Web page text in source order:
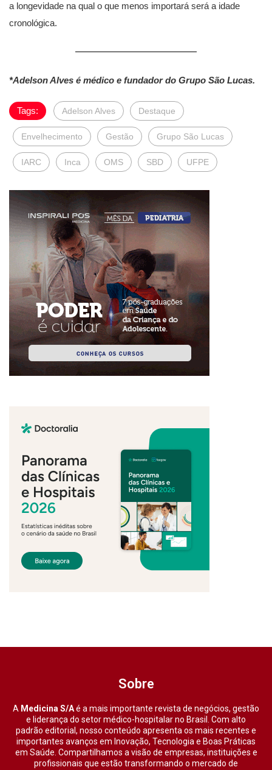
a longevidade na qual o que menos importará será a idade
cronológica.
*Adelson Alves é médico e fundador do Grupo São Lucas.
Tags: Adelson Alves Destaque
Envelhecimento Gestão Grupo São Lucas
IARC Inca OMS SBD UFPE
Sobre
A Medicina S/Aé a mais importante revista de negócios, gestão
e liderança do setor médico-hospitalar no Brasil. Com alto
padrão editorial, nosso conteúdo apresenta os mais recentes e
importantes avanços em Inovação, Tecnologia e Boas Práticas
em Saúde. Compartilhamos a visão de empresas, instituições e
profissionais que estão transformando o mercado de